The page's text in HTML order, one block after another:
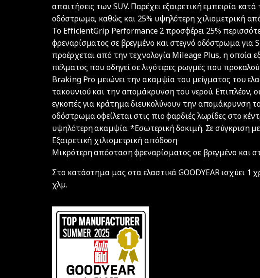
απαιτήσεις των SUV. Παρέχει εξαιρετική εμπειρία
οδόστρωμα, καθώς και 25% υψηλότερη χιλιομετρική
Το EfficientGrip Performance 2 προσφέρει 25%
φρεναρίσματος σε βρεγμένο και στεγνό οδόστρωμα για
προέρχεται από την τεχνολογία Mileage Plus, η οποία
πέλματος που οδηγεί σε λιγότερες ρωγμές που
Braking Pro μειώνει την ακαμψία του μείγματος του
τακουνιού και την απομάκρυνση του νερού. Επιπλέον,
εγκοπές για κράτημα διευκολύνουν την απομάκρυνση
οδόστρωμα οφείλεται στις πιο φαρδιές λωρίδες στο
υψηλότερη ακαμψία. *Εσωτερική δοκιμή. Σε σύγκριση
Εξαιρετική χιλιομετρική απόδοση
Μικρότερη απόσταση φρεναρίσματος σε βρεγμένο και
Στο κατάστημα μας στα ελαστικά GOODYEAR ισχύει 1
χλµ.